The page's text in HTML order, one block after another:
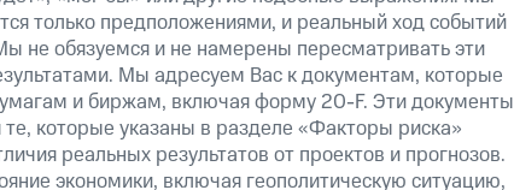
только предположениями, и реальный ход событий
не обязуемся и не намерены пересматривать эти
Мы адресуем Вас к документам, которые
и биржам, включая форму 20-F. Эти документы
которые указаны в разделе «Факторы риска»
реальных результатов от проектов и прогнозов.
экономики, включая геополитическую ситуацию,